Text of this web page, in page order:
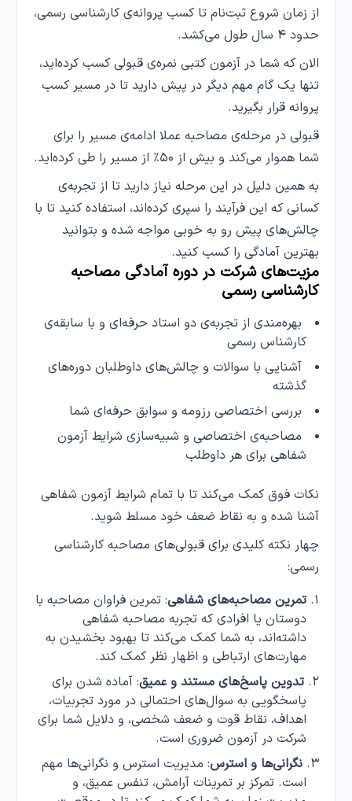
از زمان شروع ثبت‌نام تا کسب پروانه‌ی کارشناسی رسمی،
حدود ۴ سال طول می‌کشد.
الان که شما در آزمون کتبی نمره‌ی قبولی کسب کرده‌اید،
تنها یک گام مهم دیگر در پیش دارید تا در مسیر کسب
پروانه قرار بگیرید.
قبولی در مرحله‌ی مصاحبه عملا ادامه‌ی مسیر را برای
شما هموار می‌کند و بیش از ۵۰٪ از مسیر را طی کرده‌اید.
به همین دلیل در این مرحله نیاز دارید تا از تجربه‌ی
کسانی که این فرآیند را سپری کرده‌اند، استفاده کنید تا با
چالش‌های پیش رو به خوبی مواجه شده و بتوانید
بهترین آمادگی را کسب کنید.
مزیت‌های شرکت در دوره آمادگی مصاحبه
کارشناسی رسمی
بهره‌مندی از تجربه‌ی دو استاد حرفه‌ای و با سابقه‌ی
کارشناس رسمی
آشنایی با سوالات و چالش‌های داوطلبان دوره‌های
گذشته
بررسی اختصاصی رزومه و سوابق حرفه‌ای شما
مصاحبه‌ی اختصاصی و شبیه‌سازی شرایط آزمون
شفاهی برای هر داوطلب
نکات فوق کمک می‌کند تا با تمام شرایط آزمون شفاهی
آشنا شده و به نقاط ضعف خود مسلط شوید.
چهار نکته کلیدی برای قبولی‌های مصاحبه کارشناسی
رسمی:
تمرین مصاحبه‌های شفاهی: تمرین فراوان مصاحبه با
دوستان یا افرادی که تجربه مصاحبه شفاهی
داشته‌اند، به شما کمک می‌کند تا بهبود بخشیدن به
مهارت‌های ارتباطی و اظهار نظر کمک کند.
تدوین پاسخ‌های مستند و عمیق: آماده شدن برای
پاسخگویی به سوال‌های احتمالی در مورد تجربیات،
اهداف، نقاط قوت و ضعف شخصی، و دلایل شما برای
شرکت در آزمون ضروری است.
نگرانی‌ها و استرس: مدیریت استرس و نگرانی‌ها مهم
است. تمرکز بر تمرینات آرامش، تنفس عمیق، و